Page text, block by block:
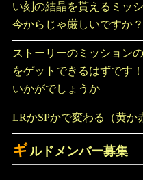
い刻の結晶を貰えるミッ
今からじゃ厳しいですか？
ストーリーのミッション
をゲットできるはずです
いかがでしょうか
LRかSPかで変わる（黄か
ギ ルドメンバー募集